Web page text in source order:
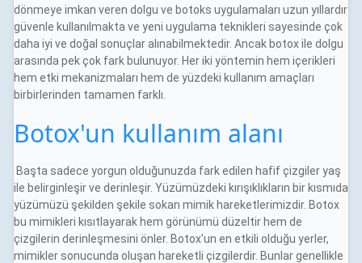
dönmeye imkan veren dolgu ve botoks uygulamaları uzun yıllardır
güvenle kullanılmakta ve yeni uygulama teknikleri sayesinde çok
daha iyi ve doğal sonuçlar alınabilmektedir. Ancak botox ile dolgu
arasında pek çok fark bulunuyor. Her iki yöntemin hem içerikleri
hem etki mekanizmaları hem de yüzdeki kullanım amaçları
birbirlerinden tamamen farklı.
Botox'un kullanım alanı
Başta sadece yorgun olduğunuzda fark edilen hafif çizgiler yaş
ile belirginleşir ve derinleşir. Yüzümüzdeki kırışıklıkların bir kısmıda
yüzümüzü şekilden şekile sokan mimik hareketlerimizdir. Botox
bu mimikleri kısıtlayarak hem görünümü düzeltir hem de
çizgilerin derinleşmesini önler. Botox'un en etkili olduğu yerler,
mimikler sonucunda oluşan hareketli çizgilerdir. Bunlar genellikle